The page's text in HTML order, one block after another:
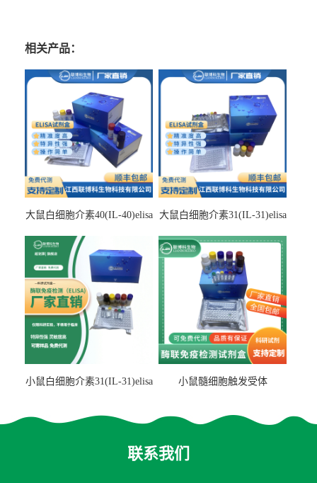
相关产品：
大鼠白细胞介素40(IL-40)elisa
大鼠白细胞介素31(IL-31)elisa
小鼠白细胞介素31(IL-31)elisa
小鼠髓细胞触发受体
联系我们